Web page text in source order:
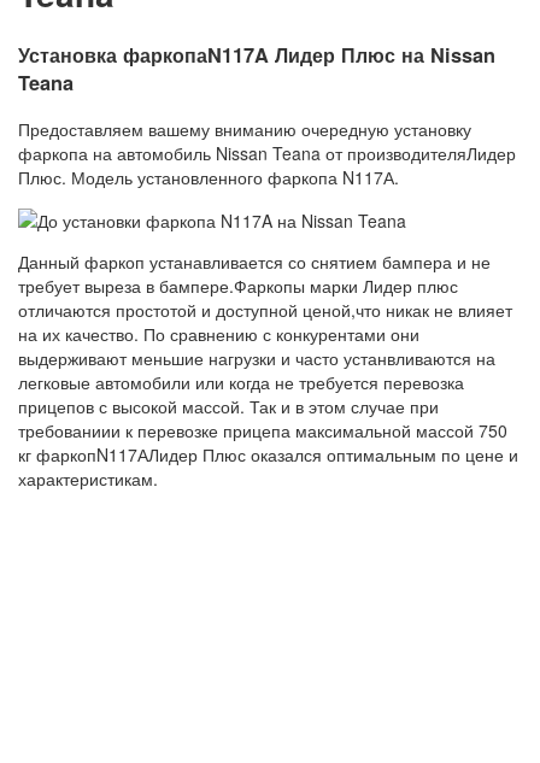
Установка фаркопаN117A Лидер Плюс на Nissan
Teana
Предоставляем вашему вниманию очередную установку
фаркопа на автомобиль Nissan Teana от производителяЛидер
Плюс. Модель установленного фаркопа N117А.
Данный фаркоп устанавливается со снятием бампера и не
требует выреза в бампере.Фаркопы марки Лидер плюс
отличаются простотой и доступной ценой,что никак не влияет
на их качество. По сравнению с конкурентами они
выдерживают меньшие нагрузки и часто устанвливаются на
легковые автомобили или когда не требуется перевозка
прицепов с высокой массой. Так и в этом случае при
требованиии к перевозке прицепа максимальной массой 750
кг фаркопN117АЛидер Плюс оказался оптимальным по цене и
характеристикам.